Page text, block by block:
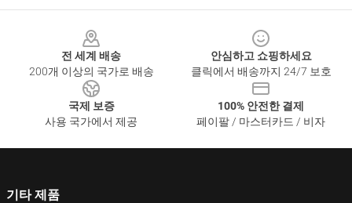
전 세계 배송
200개 이상의 국가로 배송
안심하고 쇼핑하세요
클릭에서 배송까지 24/7 보호
국제 보증
사용 국가에서 제공
100% 안전한 결제
페이팔 / 마스터카드 / 비자
기타 제품